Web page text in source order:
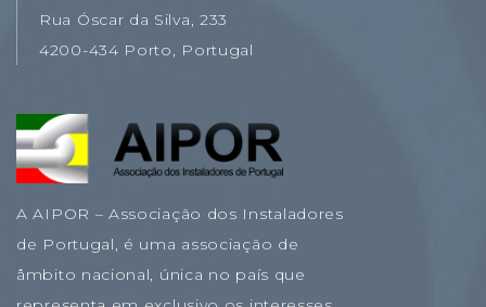
Rua Óscar da Silva, 233
4200-434 Porto, Portugal
A AIPOR – Associação dos Instaladores
de Portugal, é uma associação de
âmbito nacional, única no país que